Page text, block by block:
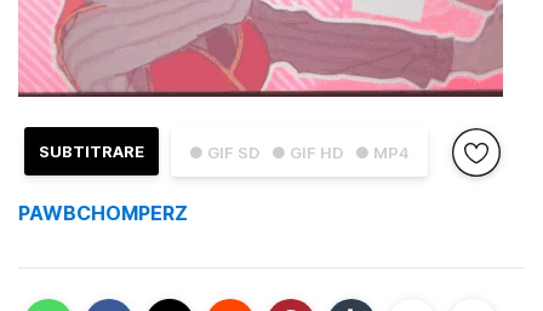
● GIF SD ● GIF HD ● MP4
SUBTITRARE
PAWBCHOMPERZ